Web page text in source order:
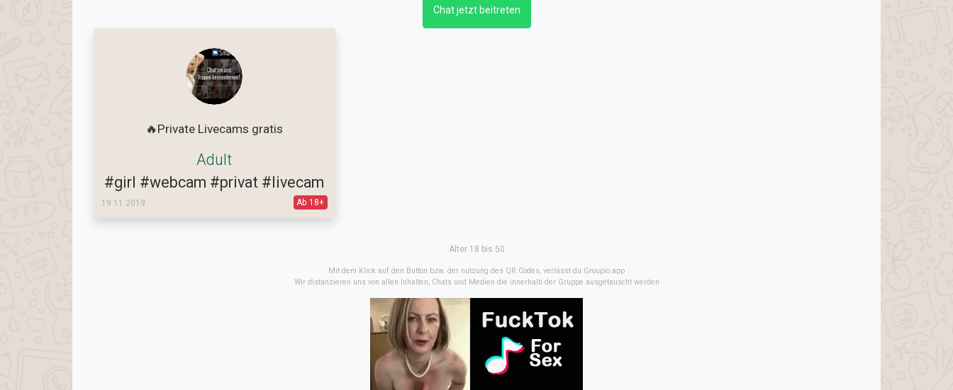
Chat jetzt beitreten
🔥Private Livecams gratis
Adult
#girl #webcam #privat #livecam
19.11.2019 Ab 18+
Alter 18 bis 50
Mit dem Klick auf den Button bzw. der nutzung des QR Codes, verlässt du Groupio.app
Wir distanzieren uns von allen Inhalten, Chats und Medien die innerhalb der Gruppe ausgetauscht werden